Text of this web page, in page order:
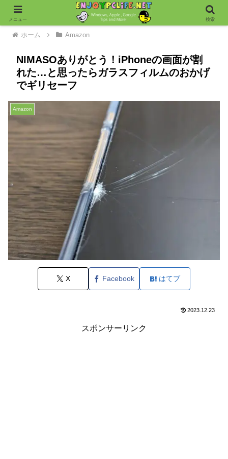
ホーム Amazon
NIMASOありがとう！iPhoneの画面が割
れた…と思ったらガラスフィルムのおかげ
でギリセーフ
Amazon
X Facebook はてブ
2023.12.23
スポンサーリンク
メニュー 検索